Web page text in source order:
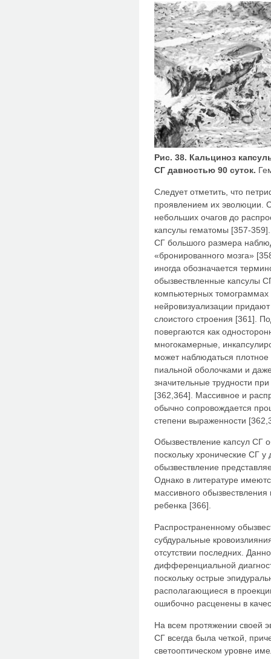
Рис. 38. Кальциноз
СГ давностью 90 суток.
Следует отметить, что
проявлением их эволюции.
небольших очагов до
капсулы гематомы [357-
СГ большого размера
«бронированного мозга»
иногда обозначается
обызвествленные капсулы
компьютерных
нейровизуализации
слоистого строения [361].
повергаются как
многокамерные,
может наблюдаться
пиальной оболочками и
значительные трудности
[362,364]. Массивное и
обычно сопровождается
степени выраженности
Обызвествление капсул СГ
поскольку хронические СГ
обызвествление
Однако в литературе
массивного
ребенка [366].
Распространенному
субдуральные
отсутствии последних.
дифференциальной
поскольку острые
располагающиеся в
ошибочно расценены в
На всем протяжении своей
СГ всегда была четкой,
светооптическом уровне